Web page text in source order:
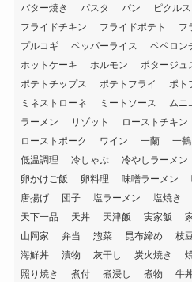
バター焼き
パスタ パン ピクルス
フライドチキン
フライドポテト フ
プルコギ
ペッパーライス ペペロン
ホットケーキ
ホルモン ポタージュ
ポテトチップス
ポテトフライ ポト
ミネストローネ
ミートソース ムニ
ラーメン
リゾット ローストチキン
ローストポーク
ワイン 一蘭 一鶴
低温調理
冷しゃぶ 冷やしラーメン
卵かけご飯
卵料理 味噌ラーメン
唐揚げ
団子 塩ラーメン 塩焼き
天下一品
天丼 天津飯 実家飯
山岡家
弁当 惣菜 昆布締め 枝
海鮮丼
漬物 灰干し 炭火焼き
照り焼き
煮付 煮浸し 煮物 牛